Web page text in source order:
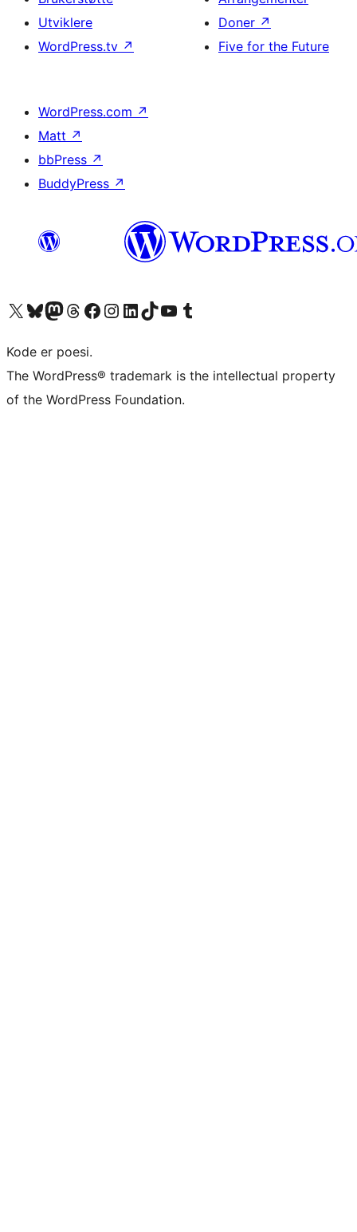
Utviklere
WordPress.tv ↗
Doner ↗
Five for the Future
WordPress.com ↗
Matt ↗
bbPress ↗
BuddyPress ↗
Besøk vår konto på X Visit our Bluesky account
Besøk vår Mastodon-konto
Visit our Threads account
Besøk vår Facebook-sideBesøk vår Instagram-konto
Besøk vår LinkedIn-konto
Visit our TikTok account
Visit our YouTube channel
Visit our Tumblr account
Kode er poesi.
The WordPress® trademark is the intellectual property
of the WordPress Foundation.